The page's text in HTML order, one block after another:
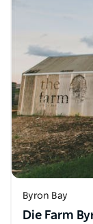
Byron Bay
Die Farm